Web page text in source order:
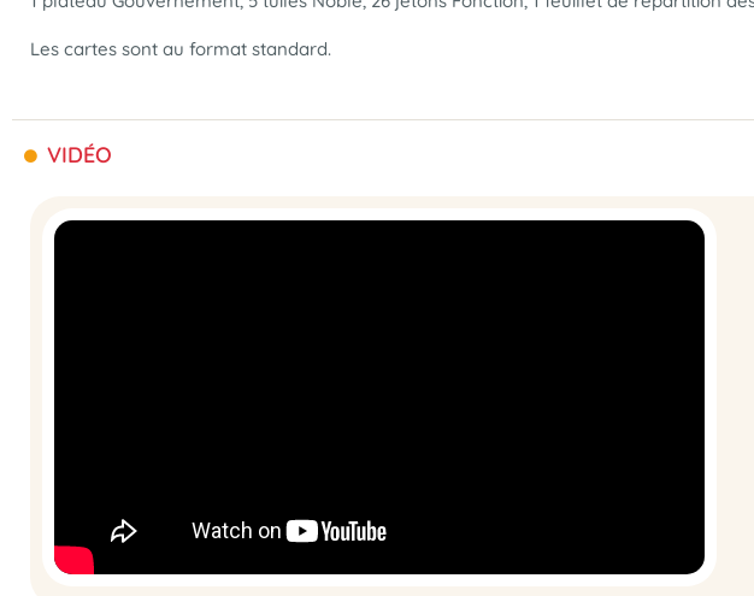
Les cartes sont au format standard.
VIDÉO